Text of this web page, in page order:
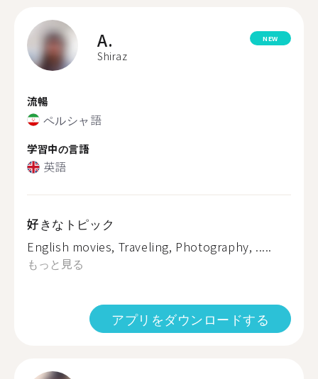
A.
Shiraz
NEW
流暢
ペルシャ語
学習中の言語
英語
好きなトピック
English movies, Traveling, Photography, .....
もっと見る
アプリをダウンロードする